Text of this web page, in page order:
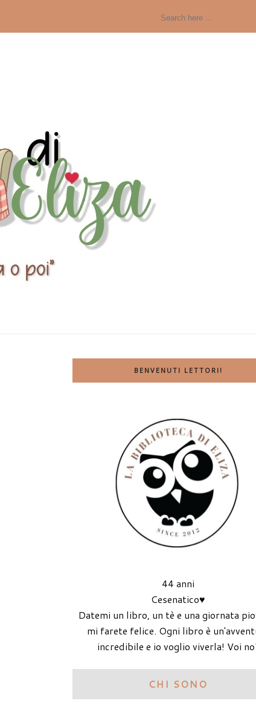
BENVENUTI LETTORI!
44 anni
Cesenatico♥
Datemi un libro, un tè e una giornata
mi farete felice. Ogni libro è
incredibile e io voglio viverla! Voi
CHI SONO